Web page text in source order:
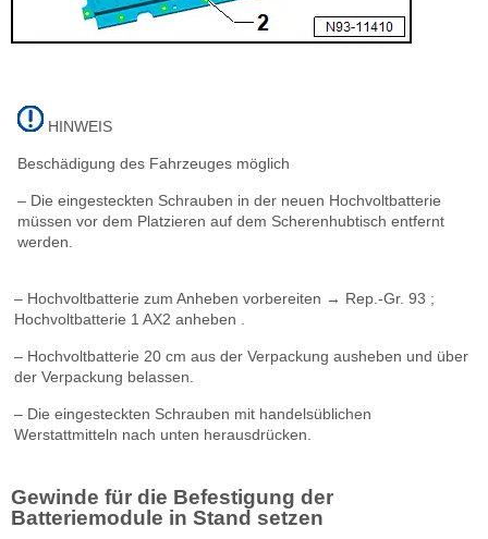
HINWEIS
Beschädigung des Fahrzeuges möglich
– Die eingesteckten Schrauben in der neuen Hochvoltbatterie
müssen vor dem Platzieren auf dem Scherenhubtisch entfernt
werden.
– Hochvoltbatterie zum Anheben vorbereiten → Rep.-Gr. 93 ;
Hochvoltbatterie 1 AX2 anheben .
– Hochvoltbatterie 20 cm aus der Verpackung ausheben und über
der Verpackung belassen.
– Die eingesteckten Schrauben mit handelsüblichen
Werstattmitteln nach unten herausdrücken.
Gewinde für die Befestigung der
Batteriemodule in Stand setzen